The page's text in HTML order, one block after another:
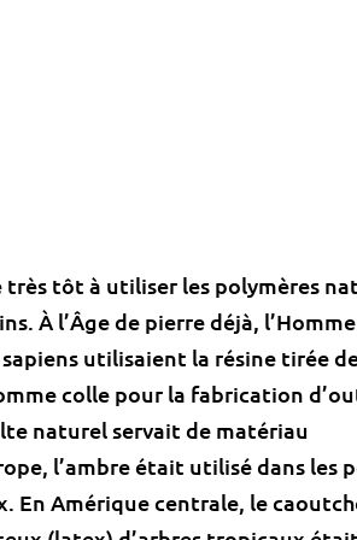
très tôt à utiliser les polymères
À l’Âge de pierre déjà,
utilisaient la résine tirée
colle pour la fabrication
naturel servait de matériau
l’ambre était utilisé dans les
En Amérique centrale, le